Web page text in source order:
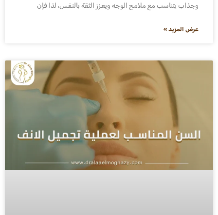
وجذاب يتناسب مع ملامح الوجه ويعزز الثقة بالنفس، لذا فإن
عرض المزيد »